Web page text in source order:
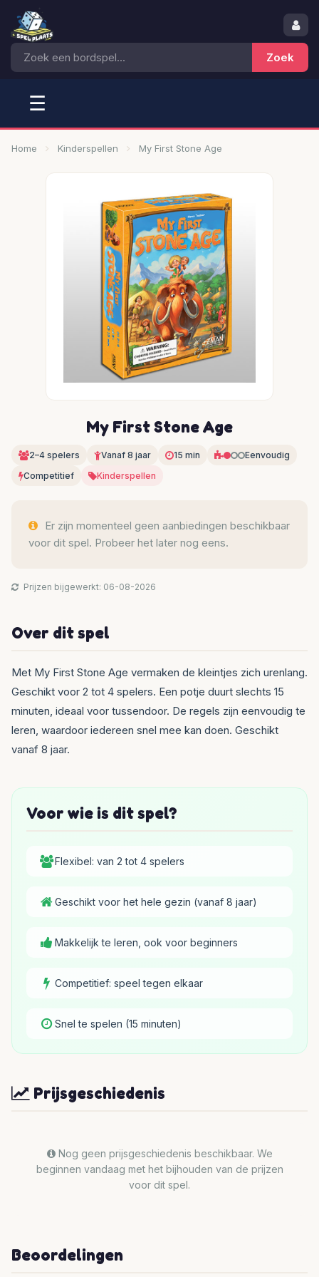
☰
Home Kinderspellen My First Stone Age
My First Stone Age
2–4 spelers Vanaf 8 jaar 15 min
Eenvoudig
Competitief
Kinderspellen
Er zijn momenteel geen aanbiedingen beschikbaar
voor dit spel. Probeer het later nog eens.
Prijzen bijgewerkt: 06-08-2026
Over dit spel
Met My First Stone Age vermaken de kleintjes zich urenlang.
Geschikt voor 2 tot 4 spelers. Een potje duurt slechts 15
minuten, ideaal voor tussendoor. De regels zijn eenvoudig te
leren, waardoor iedereen snel mee kan doen. Geschikt
vanaf 8 jaar.
Voor wie is dit spel?
Flexibel: van 2 tot 4 spelers
Geschikt voor het hele gezin (vanaf 8 jaar)
Makkelijk te leren, ook voor beginners
Competitief: speel tegen elkaar
Snel te spelen (15 minuten)
Prijsgeschiedenis
Nog geen prijsgeschiedenis beschikbaar. We
beginnen vandaag met het bijhouden van de prijzen
voor dit spel.
Beoordelingen